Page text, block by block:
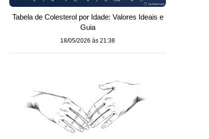
Tabela de Colesterol por Idade: Valores Ideais e
Guia
18/05/2026 às 21:38